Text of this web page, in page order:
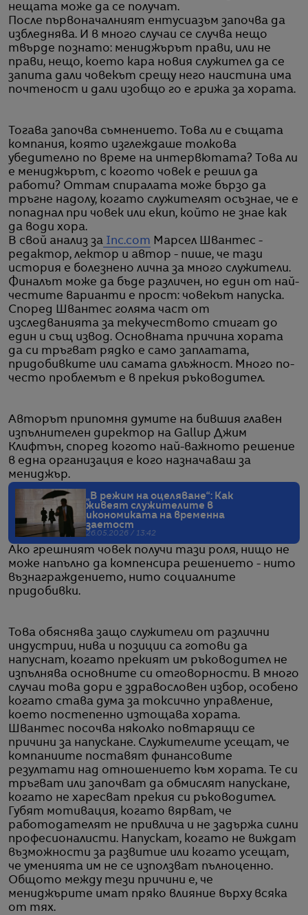
нещата може да се получат.
После първоначалният ентусиазъм започва да
избледнява. И в много случаи се случва нещо
твърде познато: мениджърът прави, или не
прави, нещо, което кара новия служител да се
запита дали човекът срещу него наистина има
почтеност и дали изобщо го е грижа за хората.
Тогава започва съмнението. Това ли е същата
компания, която изглеждаше толкова
убедително по време на интервютата? Това ли
е мениджърът, с когото човек е решил да
работи? Оттам спиралата може бързо да
тръгне надолу, когато служителят осъзнае, че е
попаднал при човек или екип, който не знае как
да води хора.
В свой анализ за Inc.com Марсел Швантес -
редактор, лектор и автор - пише, че тази
история е болезнено лична за много служители.
Финалът може да бъде различен, но един от най-
честите варианти е прост: човекът напуска.
Според Швантес голяма част от
изследванията за текучеството стигат до
един и същ извод. Основната причина хората
да си тръгват рядко е само заплатата,
придобивките или самата длъжност. Много по-
често проблемът е в прекия ръководител.
Авторът припомня думите на бившия главен
изпълнителен директор на Gallup Джим
Клифтън, според когото най-важното решение
в една организация е кого назначаваш за
мениджър.
„В режим на оцеляване“: Как
живеят служителите в
икономиката на временна
заетост
26.05.2026 / 13:42
Ако грешният човек получи тази роля, нищо не
може напълно да компенсира решението - нито
възнаграждението, нито социалните
придобивки.
Това обяснява защо служители от различни
индустрии, нива и позиции са готови да
напуснат, когато прекият им ръководител не
изпълнява основните си отговорности. В много
случаи това дори е здравословен избор, особено
когато става дума за токсично управление,
което постепенно изтощава хората.
Швантес посочва няколко повтарящи се
причини за напускане. Служителите усещат, че
компаниите поставят финансовите
резултати над отношението към хората. Те си
тръгват или започват да обмислят напускане,
когато не харесват прекия си ръководител.
Губят мотивация, когато вярват, че
работодателят не привлича и не задържа силни
професионалисти. Напускат, когато не виждат
възможности за развитие или когато усещат,
че уменията им не се използват пълноценно.
Общото между тези причини е, че
мениджърите имат пряко влияние върху всяка
от тях.